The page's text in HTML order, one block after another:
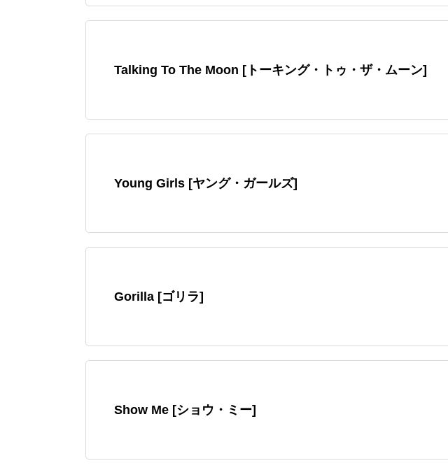
Talking To The Moon [トーキング・トゥ・ザ・ムーン]
Young Girls [ヤング・ガールズ]
Gorilla [ゴリラ]
Show Me [ショウ・ミー]